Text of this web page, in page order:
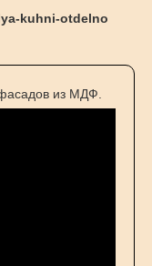
kuhni-otdelno
из МДФ.